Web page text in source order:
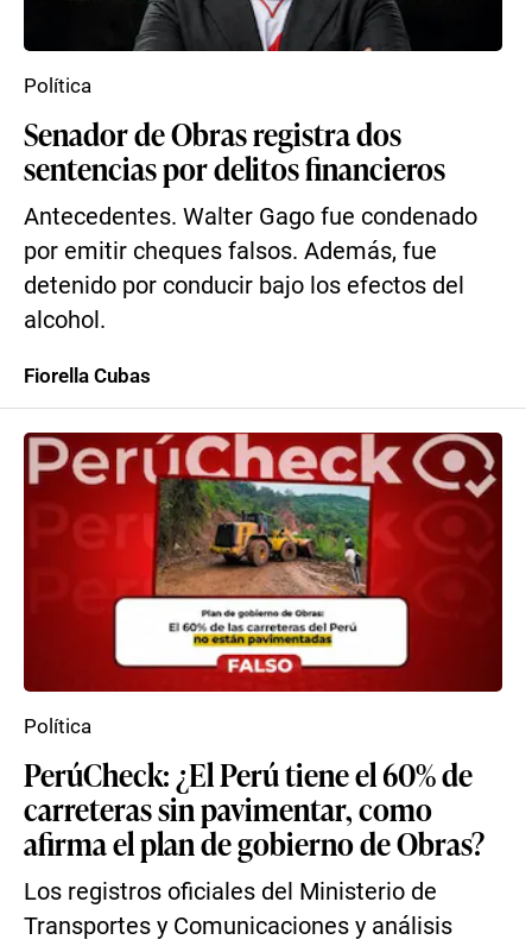
Senador de Obras registra dos
sentencias por delitos financieros
Antecedentes. Walter Gago fue condenado
por emitir cheques falsos. Además, fue
detenido por conducir bajo los efectos del
alcohol.
Política
Fiorella Cubas
PerúCheck: ¿El Perú tiene el 60% de
carreteras sin pavimentar, como
afirma el plan de gobierno de Obras?
Los registros oficiales del Ministerio de
Transportes y Comunicaciones y análisis
Política